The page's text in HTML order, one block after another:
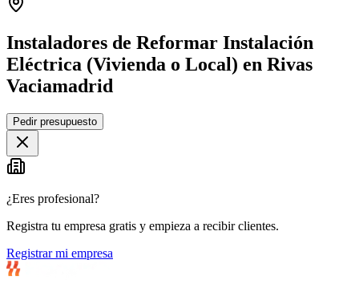
Instaladores de Reformar Instalación
Eléctrica (Vivienda o Local) en Rivas
Vaciamadrid
+
−
Pedir presupuesto
¿Eres profesional?
Registra tu empresa gratis y empieza a recibir clientes.
Registrar mi empresa